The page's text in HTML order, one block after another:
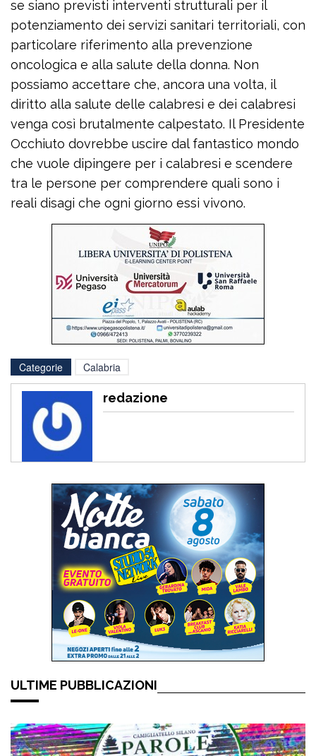
se siano previsti interventi strutturali per il
potenziamento dei servizi sanitari territoriali, con
particolare riferimento alla prevenzione
oncologica e alla salute della donna. Non
possiamo accettare che, ancora una volta, il
diritto alla salute delle calabresi e dei calabresi
venga così brutalmente calpestato. Il Presidente
Occhiuto dovrebbe uscire dal fantastico mondo
che vuole dipingere per i calabresi e scendere
tra le persone per comprendere quali sono i
reali disagi che ogni giorno essi vivono.
Categorie Calabria
redazione
ULTIME PUBBLICAZIONI